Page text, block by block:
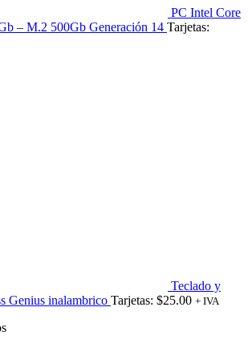
PC Intel Core
– M.2 500Gb Generación 14 Tarjetas:
Teclado y
Genius inalambrico Tarjetas: $25.00 + IVA